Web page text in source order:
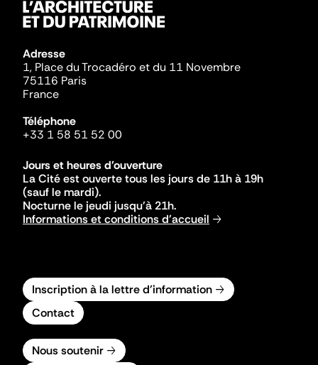
Adresse
1, Place du Trocadéro et du 11 Novembre
75116 Paris
France
Téléphone
+33 1 58 51 52 00
Jours et heures d'ouverture
La Cité est ouverte tous les jours de 11h à 19h
(sauf le mardi).
Nocturne le jeudi jusqu'à 21h.
Informations et conditions d'accueil
Inscription à la lettre d'information
Contact
Nous soutenir